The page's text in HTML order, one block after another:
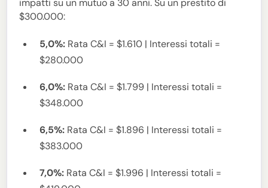
impatti su un mutuo a 30 anni. Su un prestito di
$300.000:
5,0%: Rata C&I = $1.610 | Interessi totali =
$280.000
6,0%: Rata C&I = $1.799 | Interessi totali =
$348.000
6,5%: Rata C&I = $1.896 | Interessi totali =
$383.000
7,0%: Rata C&I = $1.996 | Interessi totali =